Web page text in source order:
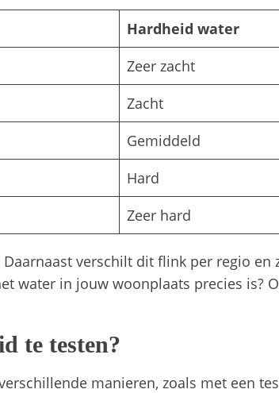
Hardheid water
Zeer zacht
Zacht
Gemiddeld
Hard
Zeer hard
verschilt dit flink per regio
water in jouw woonplaats precies is?
te testen?
manieren, zoals met een